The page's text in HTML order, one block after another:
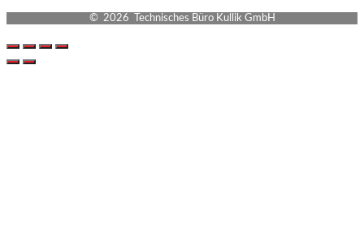
© 2026 Technisches Büro Kullik GmbH